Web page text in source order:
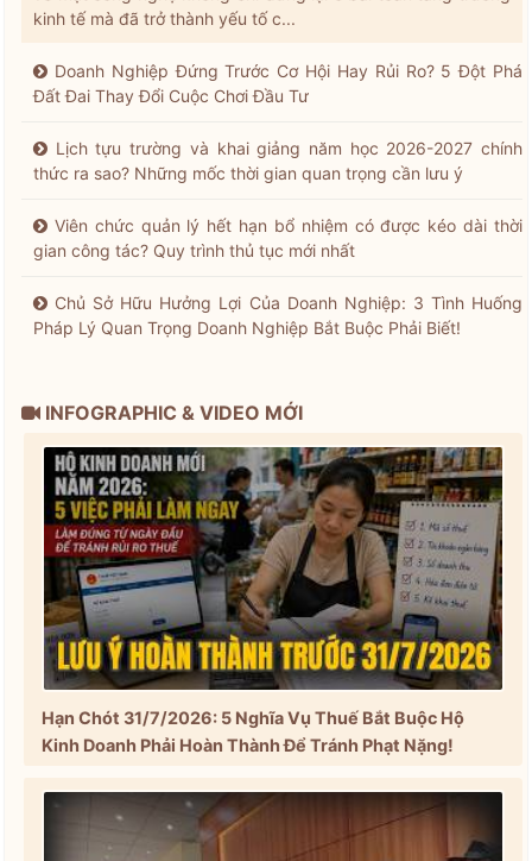
kinh tế mà đã trở thành yếu tố c...
Doanh Nghiệp Đứng Trước Cơ Hội Hay Rủi Ro? 5 Đột Phá
Đất Đai Thay Đổi Cuộc Chơi Đầu Tư
Lịch tựu trường và khai giảng năm học 2026-2027 chính
thức ra sao? Những mốc thời gian quan trọng cần lưu ý
Viên chức quản lý hết hạn bổ nhiệm có được kéo dài thời
gian công tác? Quy trình thủ tục mới nhất
Chủ Sở Hữu Hưởng Lợi Của Doanh Nghiệp: 3 Tình Huống
Pháp Lý Quan Trọng Doanh Nghiệp Bắt Buộc Phải Biết!
INFOGRAPHIC & VIDEO MỚI
Hạn Chót 31/7/2026: 5 Nghĩa Vụ Thuế Bắt Buộc Hộ
Kinh Doanh Phải Hoàn Thành Để Tránh Phạt Nặng!